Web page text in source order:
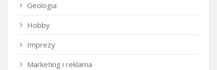
Geologia
Hobby
Imprezy
Marketing i reklama